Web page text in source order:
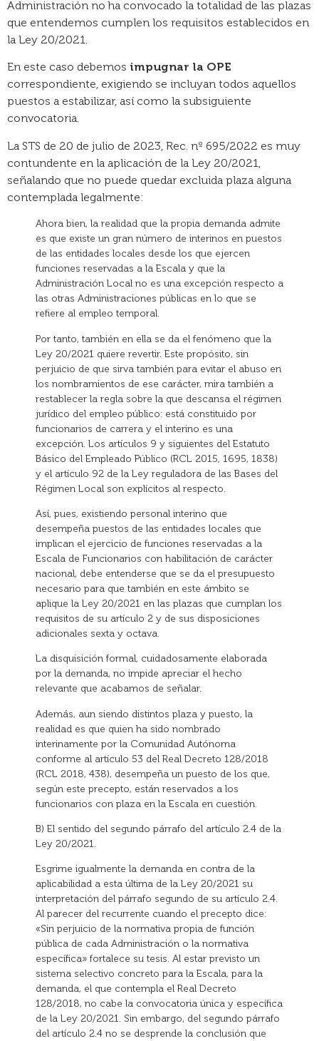
Administración no ha convocado la totalidad de las plazas
que entendemos cumplen los requisitos establecidos en
la Ley 20/2021.
En este caso debemos impugnar la OPE
correspondiente, exigiendo se incluyan todos aquellos
puestos a estabilizar, así como la subsiguiente
convocatoria.
La STS de 20 de julio de 2023, Rec. nº 695/2022 es muy
contundente en la aplicación de la Ley 20/2021,
señalando que no puede quedar excluida plaza alguna
contemplada legalmente:
Ahora bien, la realidad que la propia demanda admite
es que existe un gran número de interinos en puestos
de las entidades locales desde los que ejercen
funciones reservadas a la Escala y que la
Administración Local no es una excepción respecto a
las otras Administraciones públicas en lo que se
refiere al empleo temporal.
Por tanto, también en ella se da el fenómeno que la
Ley 20/2021 quiere revertir. Este propósito, sin
perjuicio de que sirva también para evitar el abuso en
los nombramientos de ese carácter, mira también a
restablecer la regla sobre la que descansa el régimen
jurídico del empleo público: está constituido por
funcionarios de carrera y el interino es una
excepción. Los artículos 9 y siguientes del Estatuto
Básico del Empleado Público (RCL 2015, 1695, 1838)
y el artículo 92 de la Ley reguladora de las Bases del
Régimen Local son explícitos al respecto.
Así, pues, existiendo personal interino que
desempeña puestos de las entidades locales que
implican el ejercicio de funciones reservadas a la
Escala de Funcionarios con habilitación de carácter
nacional, debe entenderse que se da el presupuesto
necesario para que también en este ámbito se
aplique la Ley 20/2021 en las plazas que cumplan los
requisitos de su artículo 2 y de sus disposiciones
adicionales sexta y octava.
La disquisición formal, cuidadosamente elaborada
por la demanda, no impide apreciar el hecho
relevante que acabamos de señalar.
Además, aun siendo distintos plaza y puesto, la
realidad es que quien ha sido nombrado
interinamente por la Comunidad Autónoma
conforme al artículo 53 del Real Decreto 128/2018
(RCL 2018, 438), desempeña un puesto de los que,
según este precepto, están reservados a los
funcionarios con plaza en la Escala en cuestión.
B) El sentido del segundo párrafo del artículo 2.4 de la
Ley 20/2021.
Esgrime igualmente la demanda en contra de la
aplicabilidad a esta última de la Ley 20/2021 su
interpretación del párrafo segundo de su artículo 2.4.
Al parecer del recurrente cuando el precepto dice:
«Sin perjuicio de la normativa propia de función
pública de cada Administración o la normativa
específica» fortalece su tesis. Al estar previsto un
sistema selectivo concreto para la Escala, para la
demanda, el que contempla el Real Decreto
128/2018, no cabe la convocatoria única y específica
de la Ley 20/2021. Sin embargo, del segundo párrafo
del artículo 2.4 no se desprende la conclusión que